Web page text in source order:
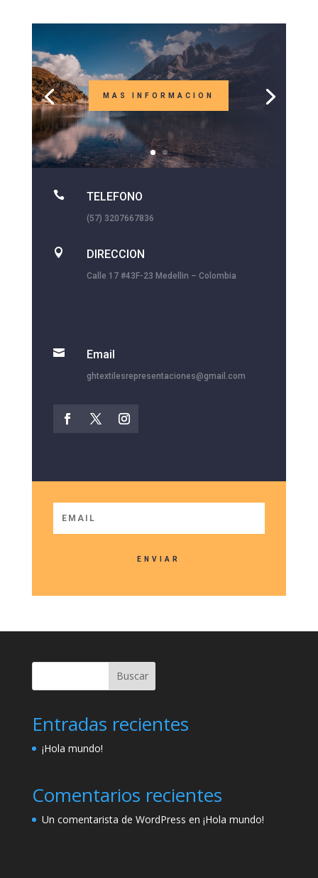
MAS INFORMACION
 TELEFONO
(57) 3207667836
 DIRECCION
Calle 17 #43F-23 Medellin – Colombia
 Email
ghtextilesrepresentaciones@gmail.com
ENVIAR
Buscar
Entradas recientes
¡Hola mundo!
Comentarios recientes
Un comentarista de WordPress en ¡Hola mundo!